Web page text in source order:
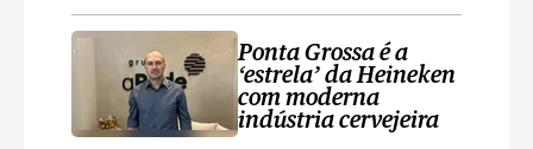
Ponta Grossa é a
‘estrela’ da Heineken
com moderna
indústria cervejeira